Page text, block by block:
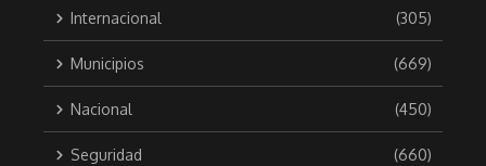
Internacional (305)
Municipios (669)
Nacional (450)
Seguridad (660)